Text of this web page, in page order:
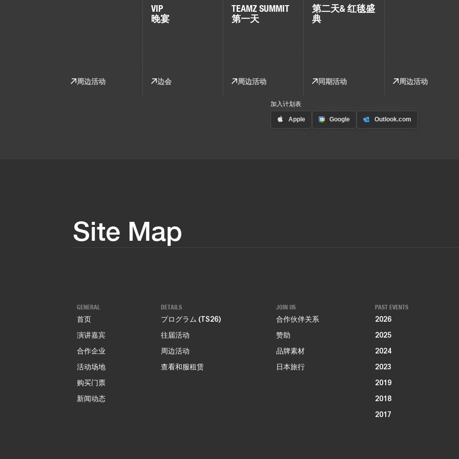
周边活动
VIP
晚宴
边会
TEAMZ SUMMIT
第一天
周边活动
第二天& 红毯盛
典
同期活动 周边活动
加入计划表
Site Map
GENERAL
首页
演讲嘉宾
合作企业
活动场地
购买门票
新闻动态
DETAILS
プログラム (TS26)
往届活动
周边活动
查看和服租赁
JOIN US
合作伙伴关系
赞助
品牌素材
日本旅行
PAST EVENTS
2026
2025
2024
2023
2019
2018
2017